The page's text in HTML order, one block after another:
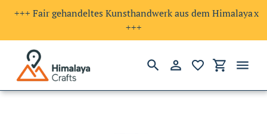
Direkt
+++ Fair gehandeltes Kunsthandwerk aus dem Himalaya
+++
x
SuchenEinloggen